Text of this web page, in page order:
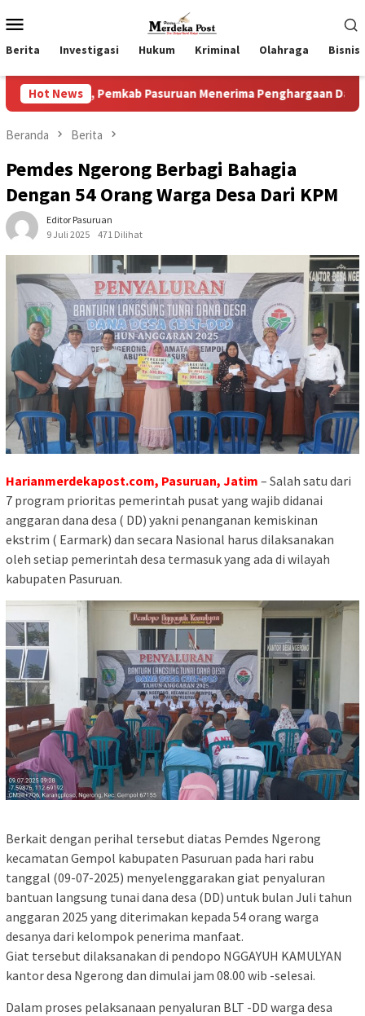
ke
kontenMobile
Berita Investigasi Hukum Kriminal Olahraga Bisnis
Hot News
Pasuruan Menerima Penghargaan Dari Kementerian
Beranda Berita
Pemdes Ngerong Berbagi Bahagia
Dengan 54 Orang Warga Desa Dari KPM
Editor Pasuruan
9 Juli 2025
471 Dilihat
Harianmerdekapost.com, Pasuruan, Jatim – Salah satu dari
7 program prioritas pemerintah pusat yang wajib didanai
anggaran dana desa ( DD) yakni penanganan kemiskinan
ekstrim ( Earmark) dan secara Nasional harus dilaksanakan
oleh setiap pemerintah desa termasuk yang ada di wilayah
kabupaten Pasuruan.
Berkait dengan perihal tersebut diatas Pemdes Ngerong
kecamatan Gempol kabupaten Pasuruan pada hari rabu
tanggal (09-07-2025) menyelenggarakan giat penyaluran
bantuan langsung tunai dana desa (DD) untuk bulan Juli tahun
anggaran 2025 yang diterimakan kepada 54 orang warga
desanya dari kelompok penerima manfaat.
Giat tersebut dilaksanakan di pendopo NGGAYUH KAMULYAN
kantor desa Ngerong dan dimulai jam 08.00 wib -selesai.
Dalam proses pelaksanaan penyaluran BLT -DD warga desa